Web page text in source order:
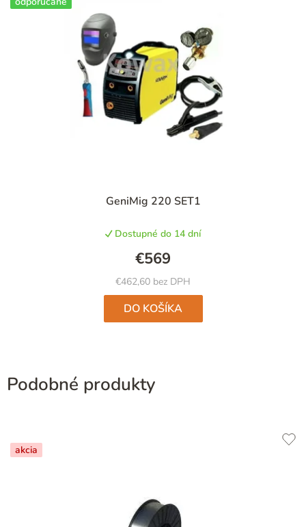
GeniMig 220 SET1
hodnotenie
je
4,7
z
5
hviezdičiek.
Dostupné do 14 dní
€462,60 bez DPH
€569
DO KOŠÍKA
Podobné produkty
akcia